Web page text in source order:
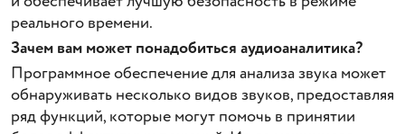
реального времени.
Зачем вам может понадобиться аудиоаналитика?
Программное обеспечение для анализа звука может
обнаруживать несколько видов звуков, предоставляя
ряд функций, которые могут помочь в принятии